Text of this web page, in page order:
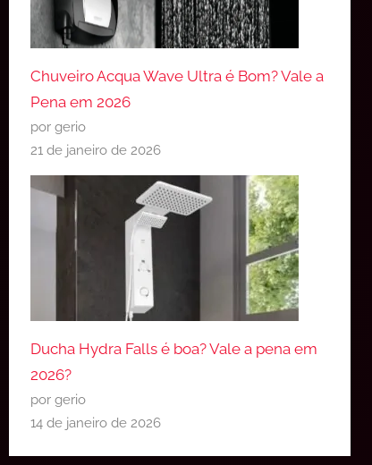
Chuveiro Acqua Wave Ultra é Bom? Vale a
Pena em 2026
por gerio
21 de janeiro de 2026
Ducha Hydra Falls é boa? Vale a pena em
2026?
por gerio
14 de janeiro de 2026